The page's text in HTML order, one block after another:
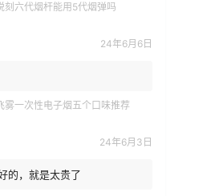
刻六代烟杆能用5代烟弹吗
24年6月6日
雾一次性电子烟五个口味推荐
24年6月3日
的，就是太贵了